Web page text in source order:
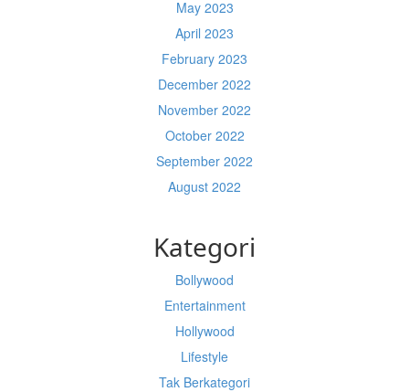
May 2023
April 2023
February 2023
December 2022
November 2022
October 2022
September 2022
August 2022
Kategori
Bollywood
Entertainment
Hollywood
Lifestyle
Tak Berkategori